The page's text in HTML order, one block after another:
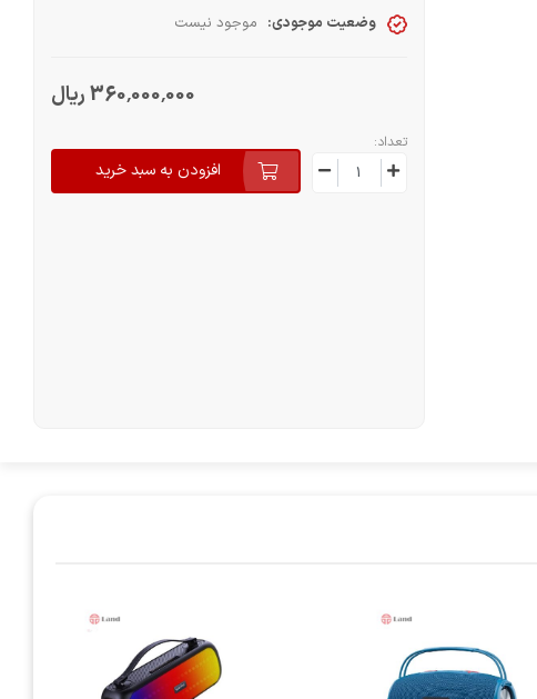
وضعیت موجودی: موجود نیست
360٬000٬000 ریال
تعداد:
افزودن به سبد خرید